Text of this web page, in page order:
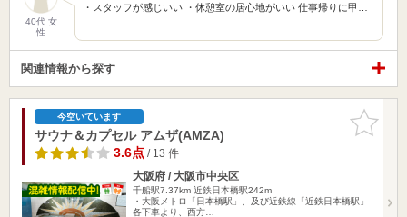
40代 女
性
・スタッフが感じいい ・休憩室の居心地がいい 仕事帰りに甲…
関連情報から探す
お気に入
りに追加
今空いています
サウナ＆カプセル アムザ(AMZA)
3.6点/ 13 件
大阪府 / 大阪市中央区
千船駅7.37km 近鉄日本橋駅242m
・大阪メトロ「日本橋駅」、及び近鉄線「近鉄日本橋駅」
各下車より、西方…